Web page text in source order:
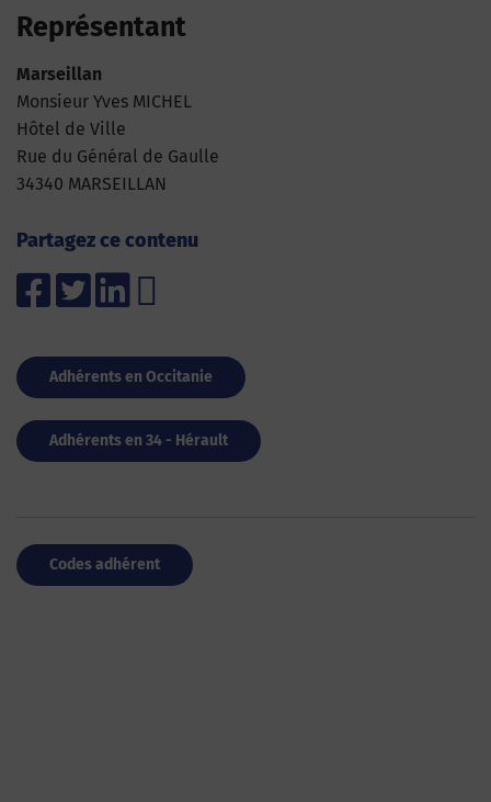
Représentant
Marseillan
Monsieur Yves MICHEL
Hôtel de Ville
Rue du Général de Gaulle
34340 MARSEILLAN
Partagez ce contenu
Adhérents en Occitanie
Adhérents en 34 - Hérault
Codes adhérent